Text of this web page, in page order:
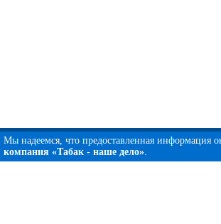
Мы надеемся, что предоставленная информация
компания «Табак - наше дело».